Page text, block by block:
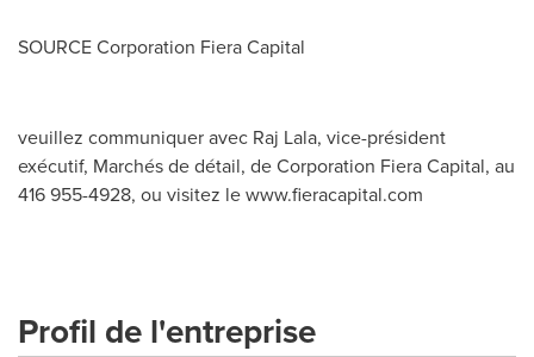
SOURCE Corporation Fiera Capital
veuillez communiquer avec Raj Lala, vice-président
exécutif, Marchés de détail, de Corporation Fiera Capital, au
416 955-4928, ou visitez le www.fieracapital.com
Profil de l'entreprise